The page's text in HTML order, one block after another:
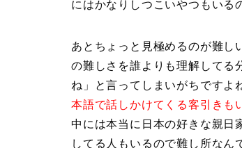
にはかなりしつこいやつもいる
あとちょっと見極めるのが難
の難しさを誰よりも理解して
ね」と言ってしまいがちです
本語で話しかけてくる客引きも
中には本当に日本の好きな親
してる人もいるので難し所なん